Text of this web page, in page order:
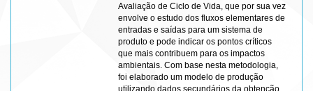
Avaliação de Ciclo de Vida, que por sua vez
envolve o estudo dos fluxos elementares de
entradas e saídas para um sistema de
produto e pode indicar os pontos críticos
que mais contribuem para os impactos
ambientais. Com base nesta metodologia,
foi elaborado um modelo de produção
utilizando dados secundários da obtenção